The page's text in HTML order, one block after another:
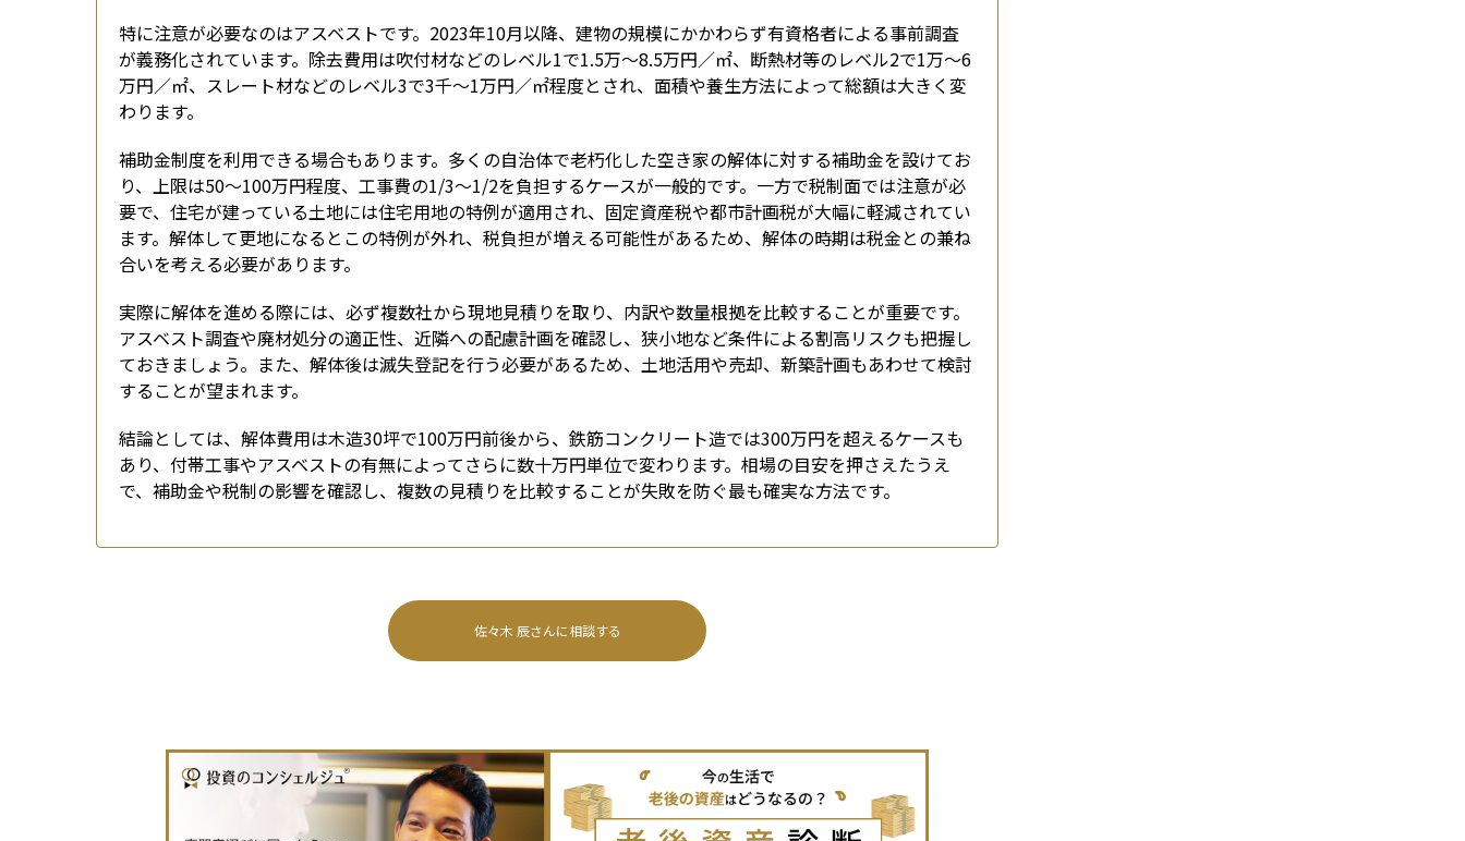
特に注意が必要なのはアスベストです。2023年10月以降、建物の規模にかかわらず有資格者による事前調査
が義務化されています。除去費用は吹付材などのレベル1で1.5万〜8.5万円／㎡、断熱材等のレベル2で1万〜6
万円／㎡、スレート材などのレベル3で3千〜1万円／㎡程度とされ、面積や養生方法によって総額は大きく変
わります。
補助金制度を利用できる場合もあります。多くの自治体で老朽化した空き家の解体に対する補助金を設けてお
り、上限は50〜100万円程度、工事費の1/3〜1/2を負担するケースが一般的です。一方で税制面では注意が必
要で、住宅が建っている土地には住宅用地の特例が適用され、固定資産税や都市計画税が大幅に軽減されてい
ます。解体して更地になるとこの特例が外れ、税負担が増える可能性があるため、解体の時期は税金との兼ね
合いを考える必要があります。
実際に解体を進める際には、必ず複数社から現地見積りを取り、内訳や数量根拠を比較することが重要です。
アスベスト調査や廃材処分の適正性、近隣への配慮計画を確認し、狭小地など条件による割高リスクも把握し
ておきましょう。また、解体後は滅失登記を行う必要があるため、土地活用や売却、新築計画もあわせて検討
することが望まれます。
結論としては、解体費用は木造30坪で100万円前後から、鉄筋コンクリート造では300万円を超えるケースも
あり、付帯工事やアスベストの有無によってさらに数十万円単位で変わります。相場の目安を押さえたうえ
で、補助金や税制の影響を確認し、複数の見積りを比較することが失敗を防ぐ最も確実な方法です。
佐々木 辰さんに相談する